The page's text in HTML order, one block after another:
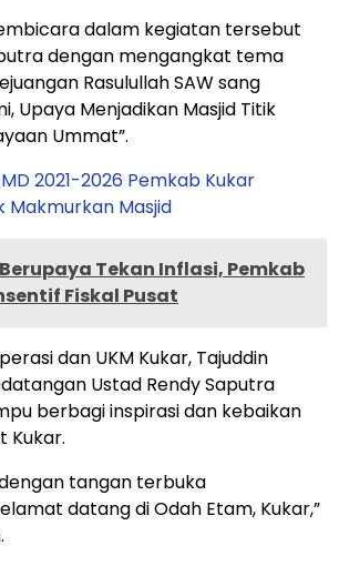
dalam kegiatan tersebut
dengan mengangkat tema
Rasulullah SAW sang
Upaya Menjadikan Masjid Titik
Ummat”.
2021-2026 Pemkab Kukar
Makmurkan Masjid
Berupaya Tekan Inflasi, Pemkab
Fiskal Pusat
dan UKM Kukar, Tajuddin
Ustad Rendy Saputra
berbagi inspirasi dan kebaikan
Kukar.
tangan terbuka
datang di Odah Etam, Kukar,”